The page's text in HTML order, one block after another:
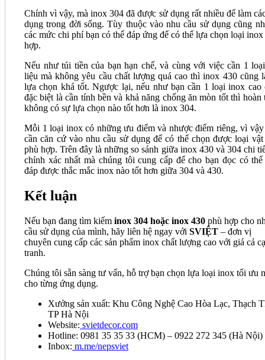
Chính vì vậy, mà inox 304 đã được sử dụng rất nhiều để làm
dụng trong đời sống. Tùy thuộc vào nhu cầu sử dụng cũng
các mức chi phí bạn có thể đáp ứng để có thể lựa chọn loại
hợp.
Nếu như túi tiền của bạn hạn chế, và cùng với việc cần 1
liệu mà không yêu cầu chất lượng quá cao thì inox 430 cũng
lựa chọn khá tốt. Ngược lại, nếu như bạn cần 1 loại inox cao
đặc biệt là cần tính bền và khả năng chống ăn mòn tốt thì hoàn
không có sự lựa chọn nào tốt hơn là inox 304.
Mỗi 1 loại inox có những ưu điểm và nhược điểm riêng, vì vậy
cần căn cứ vào nhu cầu sử dụng để có thể chọn được loại
phù hợp. Trên đây là những so sánh giữa inox 430 và 304 chi
chính xác nhất mà chúng tôi cung cấp để cho bạn đọc có
đáp được thắc mắc inox nào tốt hơn giữa 304 và 430.
Kết luận
Nếu bạn đang tìm kiếm inox 304 hoặc inox 430 phù hợp cho
cầu sử dụng của mình, hãy liên hệ ngay với SVIỆT – đơn vị
chuyên cung cấp các sản phẩm inox chất lượng cao với giá cả
tranh.
Chúng tôi sẵn sàng tư vấn, hỗ trợ bạn chọn lựa loại inox tối ưu
cho từng ứng dụng.
Xưởng sản xuất: Khu Công Nghệ Cao Hòa Lạc, Thạch
TP Hà Nội
Website: svietdecor.com
Hotline: 0981 35 35 33 (HCM) – 0922 272 345 (Hà Nội)
Inbox: m.me/nepsviet